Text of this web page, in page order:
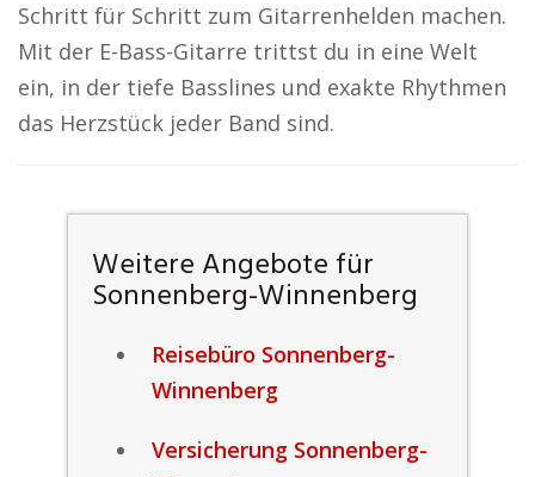
Schritt für Schritt zum Gitarrenhelden machen.
Mit der E-Bass-Gitarre trittst du in eine Welt
ein, in der tiefe Basslines und exakte Rhythmen
das Herzstück jeder Band sind.
Weitere Angebote für
Sonnenberg-Winnenberg
Reisebüro Sonnenberg-
Winnenberg
Versicherung Sonnenberg-